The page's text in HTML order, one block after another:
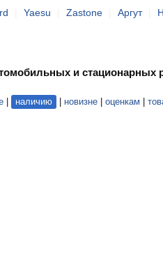
Yaesu Zastone Аргут
и стационарных
наличию новизне оценкам